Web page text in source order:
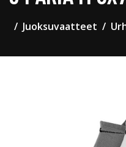
Juoksuvaatteet